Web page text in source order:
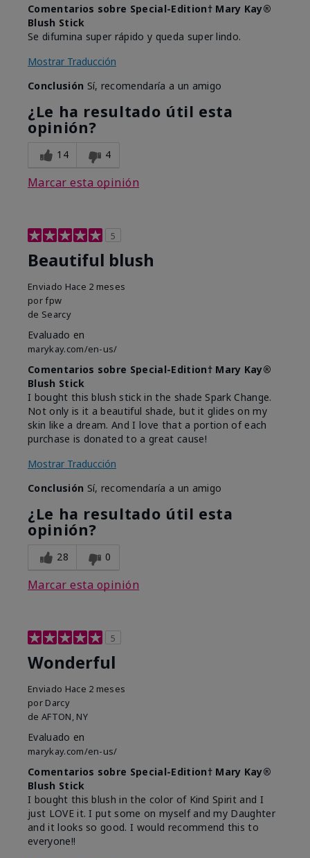
Comentarios sobre Special-Edition† Mary Kay®
Blush Stick
Se difumina super rápido y queda super lindo.
Mostrar Traducción
Conclusión Sí, recomendaría a un amigo
¿Le ha resultado útil esta
opinión?
14 4
Marcar esta opinión
5
Beautiful blush
Enviado Hace 2 meses
porfpw
de Searcy
Evaluado en
marykay.com/en-us/
Comentarios sobre Special-Edition† Mary Kay®
Blush Stick
I bought this blush stick in the shade Spark Change.
Not only is it a beautiful shade, but it glides on my
skin like a dream. And I love that a portion of each
purchase is donated to a great cause!
Mostrar Traducción
Conclusión Sí, recomendaría a un amigo
¿Le ha resultado útil esta
opinión?
28 0
Marcar esta opinión
5
Wonderful
Enviado Hace 2 meses
por Darcy
de AFTON, NY
Evaluado en
marykay.com/en-us/
Comentarios sobre Special-Edition† Mary Kay®
Blush Stick
I bought this blush in the color of Kind Spirit and I
just LOVE it. I put some on myself and my Daughter
and it looks so good. I would recommend this to
everyone!!